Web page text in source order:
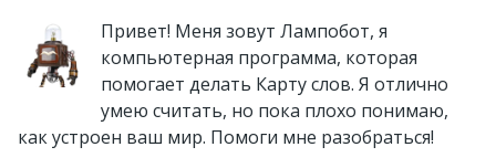
Привет! Меня зовут Лампобот, я
компьютерная программа, которая
помогает делать Карту слов. Я отлично
умею считать, но пока плохо понимаю,
как устроен ваш мир. Помоги мне разобраться!